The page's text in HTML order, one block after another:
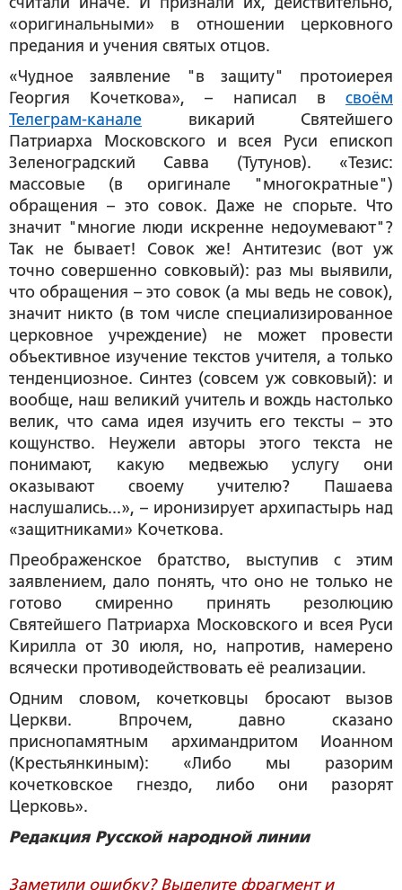
«оригинальными» в отношении церковного
предания и учения святых отцов.
«Чудное заявление "в защиту" протоиерея
Георгия Кочеткова», – написал в своём
Телеграм-канале викарий Святейшего
Патриарха Московского и всея Руси епископ
Зеленоградский Савва (Тутунов). «Тезис:
массовые (в оригинале "многократные")
обращения – это совок. Даже не спорьте. Что
значит "многие люди искренне недоумевают"?
Так не бывает! Совок же! Антитезис (вот уж
точно совершенно совковый): раз мы выявили,
что обращения – это совок (а мы ведь не совок),
значит никто (в том числе специализированное
церковное учреждение) не может провести
объективное изучение текстов учителя, а только
тенденциозное. Синтез (совсем уж совковый): и
вообще, наш великий учитель и вождь настолько
велик, что сама идея изучить его тексты – это
кощунство. Неужели авторы этого текста не
понимают, какую медвежью услугу они
оказывают своему учителю? Пашаева
наслушались...», – иронизирует архипастырь над
«защитниками» Кочеткова.
Преображенское братство, выступив с этим
заявлением, дало понять, что оно не только не
готово смиренно принять резолюцию
Святейшего Патриарха Московского и всея Руси
Кирилла от 30 июля, но, напротив, намерено
всячески противодействовать её реализации.
Одним словом, кочетковцы бросают вызов
Церкви. Впрочем, давно сказано
приснопамятным архимандритом Иоанном
(Крестьянкиным): «Либо мы разорим
кочетковское гнездо, либо они разорят
Церковь».
Редакция Русской народной линии
Заметили ошибку? Выделите фрагмент и